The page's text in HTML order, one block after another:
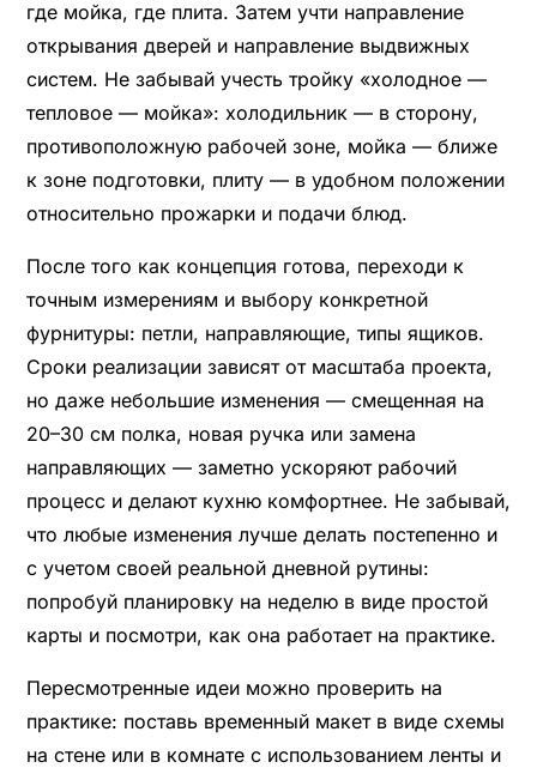
где мойка, где плита. Затем учти направление
открывания дверей и направление выдвижных
систем. Не забывай учесть тройку «холодное —
тепловое — мойка»: холодильник — в сторону,
противоположную рабочей зоне, мойка — ближе
к зоне подготовки, плиту — в удобном положении
относительно прожарки и подачи блюд.
После того как концепция готова, переходи к
точным измерениям и выбору конкретной
фурнитуры: петли, направляющие, типы ящиков.
Сроки реализации зависят от масштаба проекта,
но даже небольшие изменения — смещенная на
20–30 см полка, новая ручка или замена
направляющих — заметно ускоряют рабочий
процесс и делают кухню комфортнее. Не забывай,
что любые изменения лучше делать постепенно и
с учетом своей реальной дневной рутины:
попробуй планировку на неделю в виде простой
карты и посмотри, как она работает на практике.
Пересмотренные идеи можно проверить на
практике: поставь временный макет в виде схемы
на стене или в комнате с использованием ленты и